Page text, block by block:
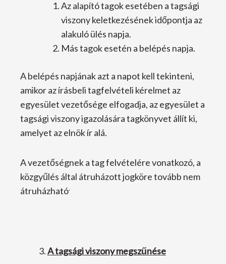
Az alapító tagok esetében a tagsági
viszony keletkezésének időpontja az
alakuló ülés napja.
Más tagok esetén a belépés napja.
A belépés napjának azt a napot kell tekinteni,
amikor az írásbeli tagfelvételi kérelmet az
egyesület vezetősége elfogadja, az egyesület a
tagsági viszony igazolására tagkönyvet állít ki,
amelyet az elnök ír alá.
A vezetőségnek a tag felvételére vonatkozó, a
közgyűlés által átruházott jogköre tovább nem
átruházható.
A tagsági viszony megszűnése